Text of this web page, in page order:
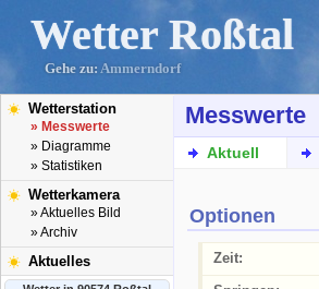
Wetter Roßtal
Gehe zu: Ammerndorf
Wetterstation
» Messwerte
» Diagramme
» Statistiken
Wetterkamera
» Aktuelles Bild
» Archiv
Aktuelles
Messwerte
Aktuell
Optionen
Zeit: